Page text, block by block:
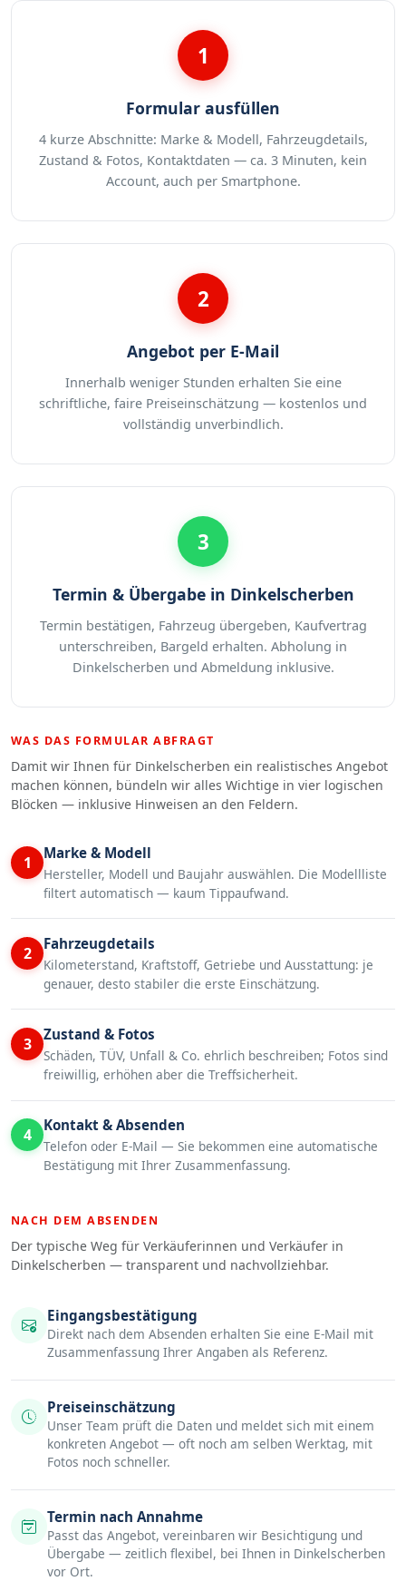
1
Formular ausfüllen
4 kurze Abschnitte: Marke & Modell, Fahrzeugdetails,
Zustand & Fotos, Kontaktdaten — ca. 3 Minuten, kein
Account, auch per Smartphone.
2
Angebot per E-Mail
Innerhalb weniger Stunden erhalten Sie eine
schriftliche, faire Preiseinschätzung — kostenlos und
vollständig unverbindlich.
3
Termin & Übergabe in Dinkelscherben
Termin bestätigen, Fahrzeug übergeben, Kaufvertrag
unterschreiben, Bargeld erhalten. Abholung in
Dinkelscherben und Abmeldung inklusive.
WAS DAS FORMULAR ABFRAGT
Damit wir Ihnen für Dinkelscherben ein realistisches Angebot
machen können, bündeln wir alles Wichtige in vier logischen
Blöcken — inklusive Hinweisen an den Feldern.
1 Marke & Modell
Hersteller, Modell und Baujahr auswählen. Die Modellliste
filtert automatisch — kaum Tippaufwand.
2 Fahrzeugdetails
Kilometerstand, Kraftstoff, Getriebe und Ausstattung: je
genauer, desto stabiler die erste Einschätzung.
3 Zustand & Fotos
Schäden, TÜV, Unfall & Co. ehrlich beschreiben; Fotos sind
freiwillig, erhöhen aber die Treffsicherheit.
4 Kontakt & Absenden
Telefon oder E-Mail — Sie bekommen eine automatische
Bestätigung mit Ihrer Zusammenfassung.
NACH DEM ABSENDEN
Der typische Weg für Verkäuferinnen und Verkäufer in
Dinkelscherben — transparent und nachvollziehbar.
Eingangsbestätigung
Direkt nach dem Absenden erhalten Sie eine E-Mail mit
Zusammenfassung Ihrer Angaben als Referenz.
Preiseinschätzung
Unser Team prüft die Daten und meldet sich mit einem
konkreten Angebot — oft noch am selben Werktag, mit
Fotos noch schneller.
Termin nach Annahme
Passt das Angebot, vereinbaren wir Besichtigung und
Übergabe — zeitlich flexibel, bei Ihnen in Dinkelscherben
vor Ort.